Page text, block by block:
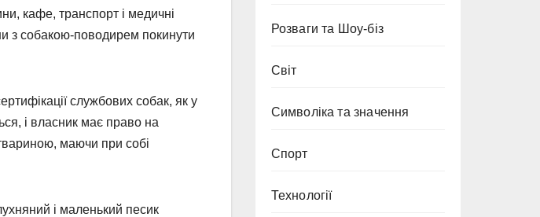
кафе, транспорт і медичні
з собакою-поводирем покинути
службових собак, як у
і власник має право на
маючи при собі
і маленький песик
Розваги та Шоу-біз
Світ
Символіка та значення
Спорт
Технології